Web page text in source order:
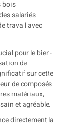
pour le bien-
de
sur cette
de composés
matériaux,
et agréable.
directement la